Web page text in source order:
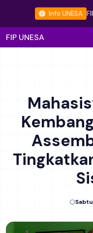
Info UNESA
FIP UNESA